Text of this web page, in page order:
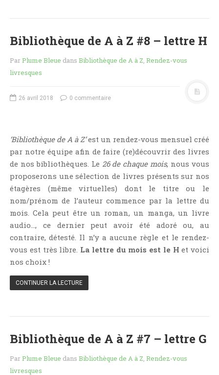
CATÉGORIES
Articles De Nadège
Bande Dessinée
Bibliothèque De A À Z
Bilan
Biographie Fictionnelle
Bit-Lit
C'est Lundi, Que Lisez-Vous ?
Chick-Lit
Concours
Contemporain
Critiques Express
Dark Erotica
Bibliothèque de A à Z #8 – lettre H
ParPlume Bleue dans Bibliothèque de A à Z, Rendez-vous
livresques
26 avril 2018 0 commentaire
‘Bibliothèque de A à Z’est un rendez-vous mensuel créé
par notre équipe afin de faire (re)découvrir des livres
de nos bibliothèques. Le 26 de chaque mois, nous vous
proposerons une sélection de livres présents sur nos
étagères (même virtuelles) dont le titre ou le
nom/prénom de l’auteur commence par la lettre du
mois. Cela peut être un roman, un manga, un livre
audio…, ce dernier peut avoir été adoré ou, au
contraire, détesté. Il n’y a aucune règle et le rendez-
vous est très libre. La lettre du mois est le H et voici
nos choix !
CONTINUER LA LECTURE
Bibliothèque de A à Z #7 – lettre G
ParPlume Bleue dans Bibliothèque de A à Z, Rendez-vous
livresques